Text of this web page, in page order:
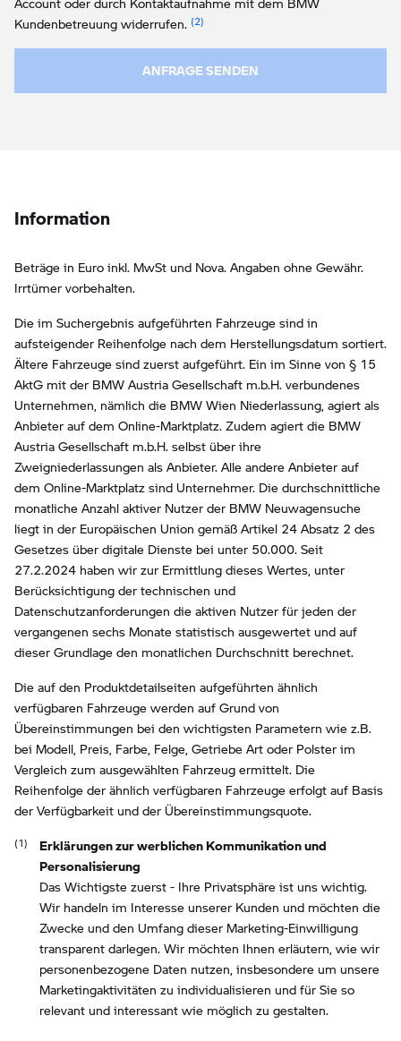
Kundenbetreuung widerrufen. Link zur Fußnote: Widerruf der
ANFRAGE SENDEN
Information
Beträge in Euro inkl. MwSt und Nova. Angaben ohne Gewähr.
Irrtümer vorbehalten.
Die im Suchergebnis aufgeführten Fahrzeuge sind in
aufsteigender Reihenfolge nach dem Herstellungsdatum sortiert.
Ältere Fahrzeuge sind zuerst aufgeführt. Ein im Sinne von § 15
AktG mit der BMW Austria Gesellschaft m.b.H. verbundenes
Unternehmen, nämlich die BMW Wien Niederlassung, agiert als
Anbieter auf dem Online-Marktplatz. Zudem agiert die BMW
Austria Gesellschaft m.b.H. selbst über ihre
Zweigniederlassungen als Anbieter. Alle andere Anbieter auf
dem Online-Marktplatz sind Unternehmer. Die durchschnittliche
monatliche Anzahl aktiver Nutzer der BMW Neuwagensuche
liegt in der Europäischen Union gemäß Artikel 24 Absatz 2 des
Gesetzes über digitale Dienste bei unter 50.000. Seit
27.2.2024 haben wir zur Ermittlung dieses Wertes, unter
Berücksichtigung der technischen und
Datenschutzanforderungen die aktiven Nutzer für jeden der
vergangenen sechs Monate statistisch ausgewertet und auf
dieser Grundlage den monatlichen Durchschnitt berechnet.
Die auf den Produktdetailseiten aufgeführten ähnlich
verfügbaren Fahrzeuge werden auf Grund von
Übereinstimmungen bei den wichtigsten Parametern wie z.B.
bei Modell, Preis, Farbe, Felge, Getriebe Art oder Polster im
Vergleich zum ausgewählten Fahrzeug ermittelt. Die
Reihenfolge der ähnlich verfügbaren Fahrzeuge erfolgt auf Basis
der Verfügbarkeit und der Übereinstimmungsquote.
Erklärungen zur werblichen Kommunikation und
Personalisierung
Das Wichtigste zuerst - Ihre Privatsphäre ist uns wichtig.
Wir handeln im Interesse unserer Kunden und möchten die
Zwecke und den Umfang dieser Marketing-Einwilligung
transparent darlegen. Wir möchten Ihnen erläutern, wie wir
personenbezogene Daten nutzen, insbesondere um unsere
Marketingaktivitäten zu individualisieren und für Sie so
relevant und interessant wie möglich zu gestalten.